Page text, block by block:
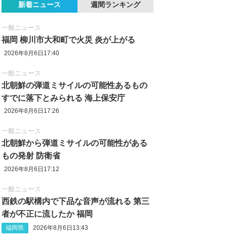
新着ニュース 週間ランキング
一般ニュース
福岡 柳川市大和町で火災 炎が上がる
2026年8月6日17:40
一般ニュース
北朝鮮の弾道ミサイルの可能性あるもの
すでに落下とみられる 海上保安庁
2026年8月6日17:26
一般ニュース
北朝鮮から弾道ミサイルの可能性がある
もの発射 防衛省
2026年8月6日17:12
一般ニュース
西鉄の駅構内で下品な音声が流れる 第三
者が不正に流したか 福岡
福岡県 2026年8月6日13:43